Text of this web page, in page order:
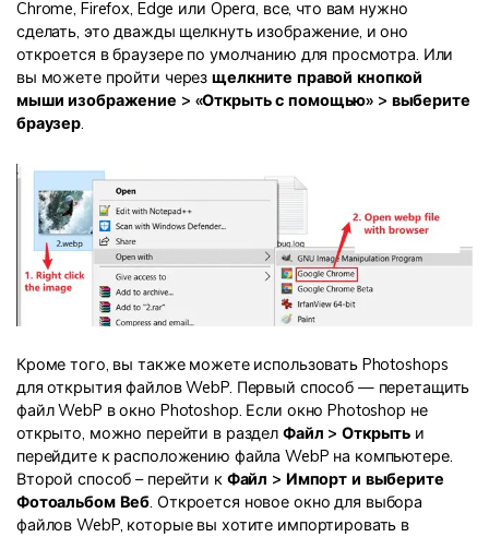
Chrome, Firefox, Edge или Opera, все, что вам нужно
сделать, это дважды щелкнуть изображение, и оно
откроется в браузере по умолчанию для просмотра. Или
вы можете пройти через щелкните правой кнопкой
мыши изображение > «Открыть с помощью» > выберите
браузер.
Кроме того, вы также можете использовать Photoshops
для открытия файлов WebP. Первый способ — перетащить
файл WebP в окно Photoshop. Если окно Photoshop не
открыто, можно перейти в раздел Файл > Открыть и
перейдите к расположению файла WebP на компьютере.
Второй способ – перейти к Файл > Импорт и выберите
Фотоальбом Веб. Откроется новое окно для выбора
файлов WebP, которые вы хотите импортировать в